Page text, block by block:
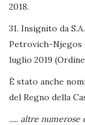
2018.
31. Insignito da
Petrovich-Njegos
luglio 2019
È stato anche
del Regno della
..... altre